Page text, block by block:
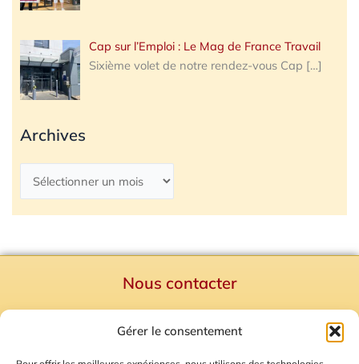
Gérer le consentement
Cap sur l’Emploi : Le Mag de France Travail
Sixième volet de notre rendez-vous Cap […]
Archives
Nous contacter
Mentions Légales
Plan du site